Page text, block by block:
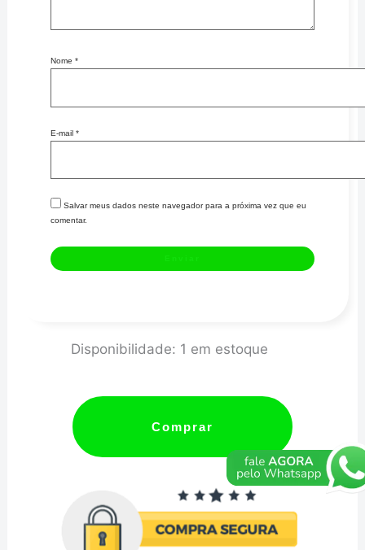
Nome *
E-mail *
Salvar meus dados neste navegador para a próxima vez que eu
comentar.
Disponibilidade: 1 em estoque
W45
ACO
CARBONO
quantidade
Comprar